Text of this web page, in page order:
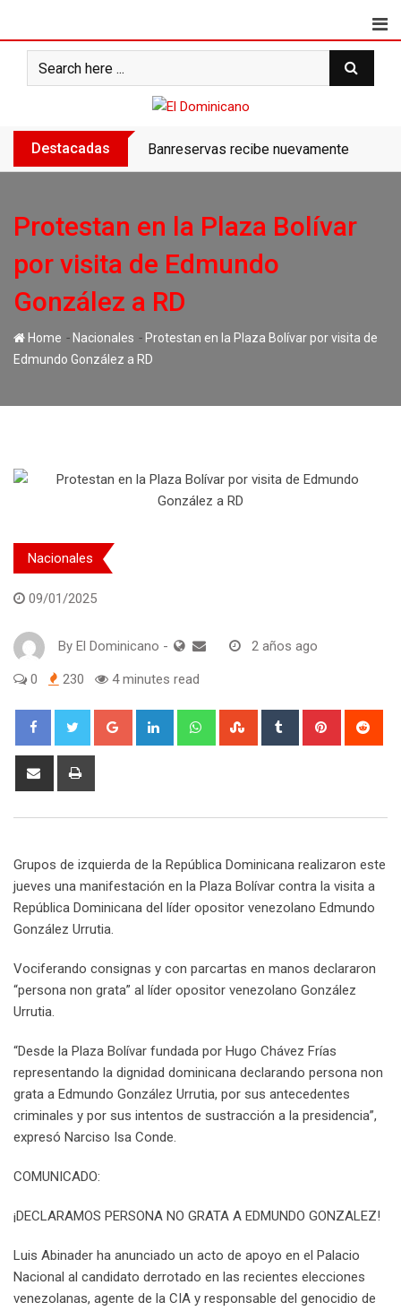
content
Destacadas Banreservas recibe nuevamente la
Protestan en la Plaza Bolívar
por visita de Edmundo
González a RD
Home - Nacionales - Protestan en la Plaza Bolívar por visita de
Edmundo González a RD
Nacionales
09/01/2025
By El Dominicano - 2 años ago
0 230 4 minutes read
Google+ LinkedIn WhatsappStumbleUpon
Tumblr Pinterest
Share
Grupos de izquierda de la República Dominicana realizaron este
jueves una manifestación en la Plaza Bolívar contra la visita a
República Dominicana del líder opositor venezolano Edmundo
González Urrutia.
Vociferando consignas y con parcartas en manos declararon
“persona non grata” al líder opositor venezolano González
Urrutia.
“Desde la Plaza Bolívar fundada por Hugo Chávez Frías
representando la dignidad dominicana declarando persona non
grata a Edmundo González Urrutia, por sus antecedentes
criminales y por sus intentos de sustracción a la presidencia”,
expresó Narciso Isa Conde.
COMUNICADO:
¡DECLARAMOS PERSONA NO GRATA A EDMUNDO GONZALEZ!
Luis Abinader ha anunciado un acto de apoyo en el Palacio
Nacional al candidato derrotado en las recientes elecciones
venezolanas, agente de la CIA y responsable del genocidio de